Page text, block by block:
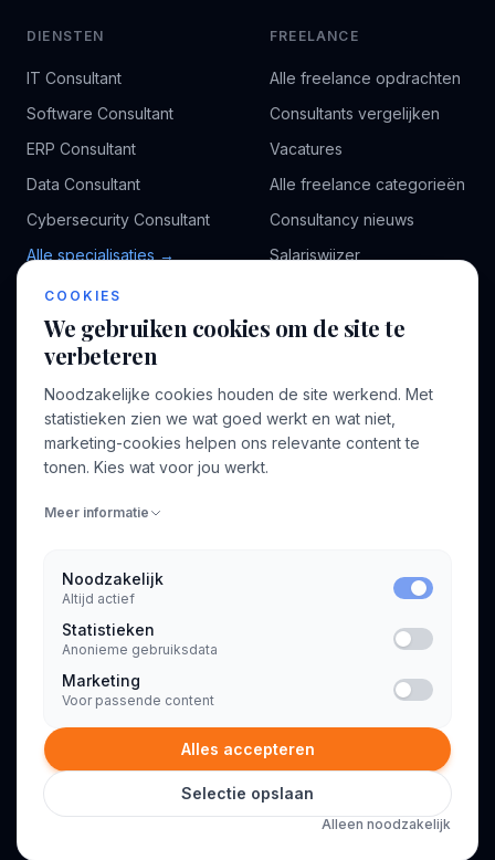
DIENSTEN
IT Consultant
Software Consultant
ERP Consultant
Data Consultant
Cybersecurity Consultant
Alle specialisaties →
FREELANCE
Alle freelance opdrachten
Consultants vergelijken
Vacatures
Alle freelance categorieën
Consultancy nieuws
Salariswijzer
BEDRIJF
Over ons
Voor opdrachtgevers
Profiel aanmaken
INFORMATIE
Algemene voorwaarden
Privacyverklaring
© 2026 Consultant.nl. Alle rechten voorbehouden.
COOKIES
We gebruiken cookies om de site te
verbeteren
Noodzakelijke cookies houden de site werkend. Met
statistieken zien we wat goed werkt en wat niet,
marketing-cookies helpen ons relevante content te
tonen. Kies wat voor jou werkt.
Meer informatie
Noodzakelijk
Altijd actief
Statistieken
Anonieme gebruiksdata
Marketing
Voor passende content
Alles accepteren
Selectie opslaan
Alleen noodzakelijk